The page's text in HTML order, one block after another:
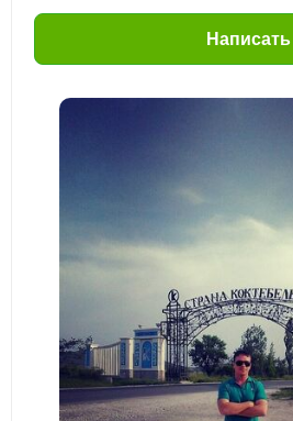
Написать